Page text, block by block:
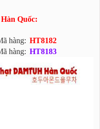
Quốc:
hàng: HT8182
hàng: HT8183